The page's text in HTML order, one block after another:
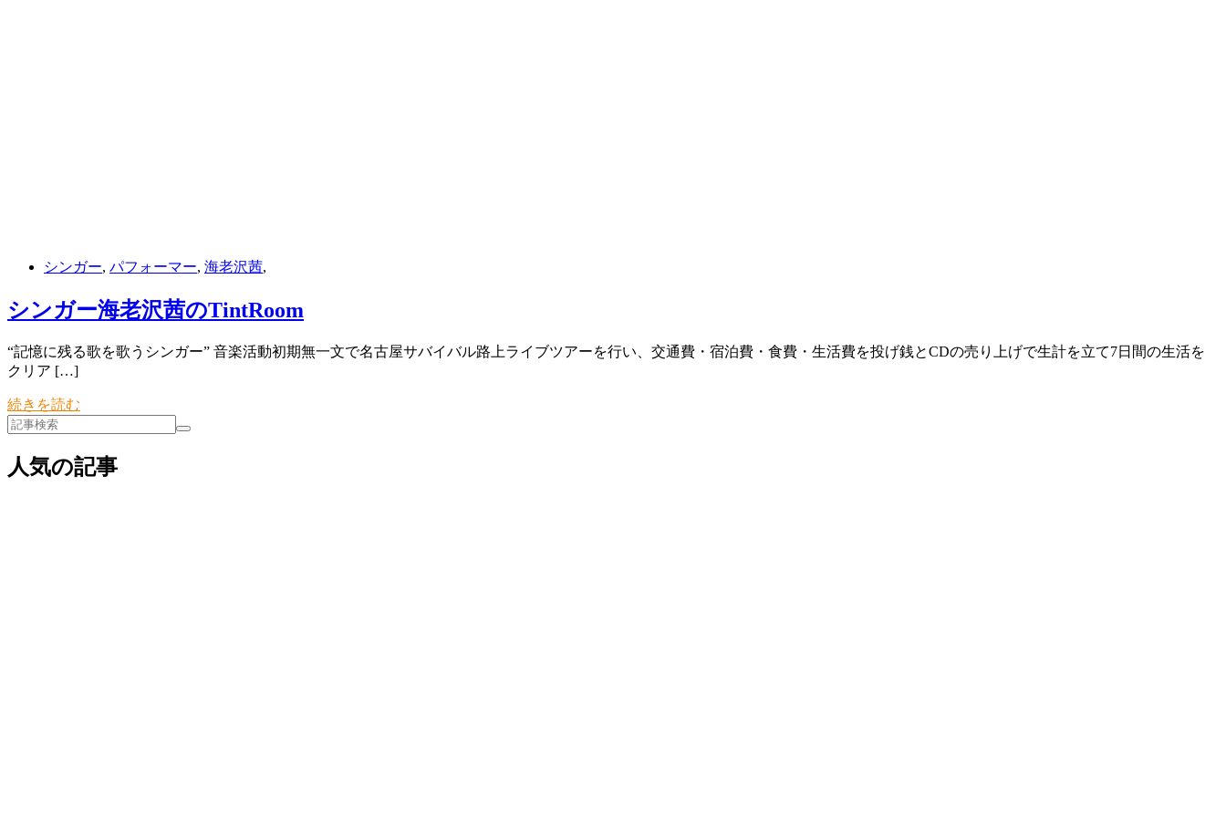
シンガー, パフォーマー, 海老沢茜,
シンガー海老沢茜のTintRoom
“記憶に残る歌を歌うシンガー” 音楽活動初期無一文で名古屋サバイバル路上ライブツアーを行い、交通費・宿泊費・食費・生活費を投げ銭とCDの売り上げで生計を立て7日間の生活を
クリア […]
続きを読む
人気の記事